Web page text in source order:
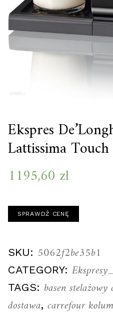
Ekspres
Lattissima
1195,60 zł
SPRAWDŹ CENĘ
SKU: 5062f2be35b1
CATEGORY:
TAGS: basen
dostawa, carrefour